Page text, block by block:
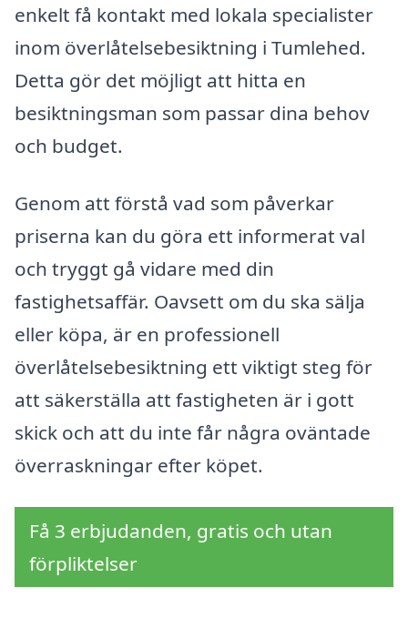
enkelt få kontakt med lokala specialister
inom överlåtelsebesiktning i Tumlehed.
Detta gör det möjligt att hitta en
besiktningsman som passar dina behov
och budget.
Genom att förstå vad som påverkar
priserna kan du göra ett informerat val
och tryggt gå vidare med din
fastighetsaffär. Oavsett om du ska sälja
eller köpa, är en professionell
överlåtelsebesiktning ett viktigt steg för
att säkerställa att fastigheten är i gott
skick och att du inte får några oväntade
överraskningar efter köpet.
Få 3 erbjudanden, gratis och utan
förpliktelser